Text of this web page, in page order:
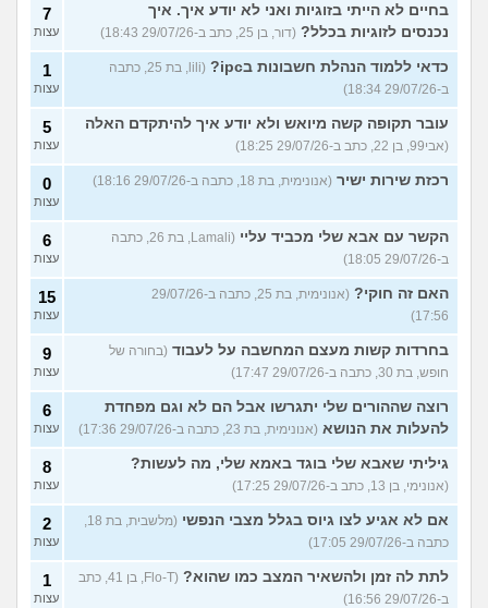
בחיים לא הייתי בזוגיות ואני לא יודע איך. איך
נכנסים לזוגיות בכלל? (דור, בן 25, כתב ב-29/07/26 18:43)
7
עצות
כדאי ללמוד הנהלת חשבונות בipc?
(lili, בת 25, כתבה
ב-29/07/26 18:34)
1
עצות
עובר תקופה קשה מיואש ולא יודע איך להיתקדם האלה
(אבי99, בן 22, כתב ב-29/07/26 18:25)
5
עצות
רכזת שירות ישיר (אנונימית, בת 18, כתבה ב-29/07/26 18:16) 0
עצות
הקשר עם אבא שלי מכביד עליי
(Lamali, בת 26, כתבה
ב-29/07/26 18:05)
6
עצות
האם זה חוקי?
(אנונימית, בת 25, כתבה ב-29/07/26
17:56)
15
עצות
בחרדות קשות מעצם המחשבה על לעבוד (בחורה של
חופש, בת 30, כתבה ב-29/07/26 17:47)
9
עצות
רוצה שההורים שלי יתגרשו אבל הם לא וגם מפחדת
להעלות את הנושא (אנונימית, בת 23, כתבה ב-29/07/26 17:36)
6
עצות
גיליתי שאבא שלי בוגד באמא שלי, מה לעשות?
(אנונימי, בן 13, כתב ב-29/07/26 17:25)
8
עצות
אם לא אגיע לצו גיוס בגלל מצבי הנפשי
(מלשבית, בת 18,
כתבה ב-29/07/26 17:05)
2
עצות
לתת לה זמן ולהשאיר המצב כמו שהוא?
(Flo-T, בן 41, כתב
ב-29/07/26 16:56)
1
עצות